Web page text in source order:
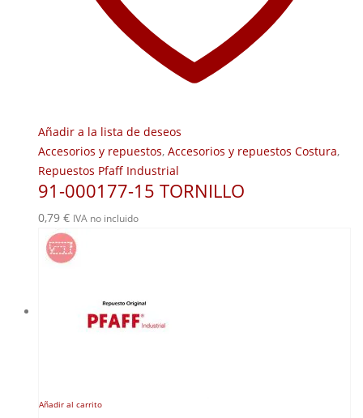
Añadir a la lista de deseos
Accesorios y repuestos, Accesorios y repuestos Costura,
Repuestos Pfaff Industrial
91-000177-15 TORNILLO
0,79 € IVA no incluido
Añadir al carrito